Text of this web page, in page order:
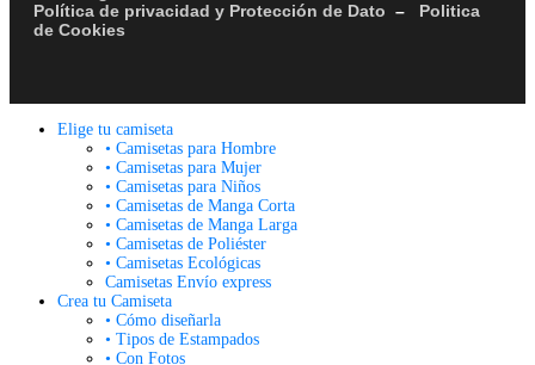
Política de privacidad y Protección de Dato –
Politica
de Cookies
Elige tu camiseta
• Camisetas para Hombre
• Camisetas para Mujer
• Camisetas para Niños
• Camisetas de Manga Corta
• Camisetas de Manga Larga
• Camisetas de Poliéster
• Camisetas Ecológicas
Camisetas Envío express
Crea tu Camiseta
• Cómo diseñarla
• Tipos de Estampados
• Con Fotos